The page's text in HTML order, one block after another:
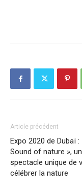
Article précédent
Expo 2020 de Dubaï :
Sound of nature », un
spectacle unique de
célébrer la nature